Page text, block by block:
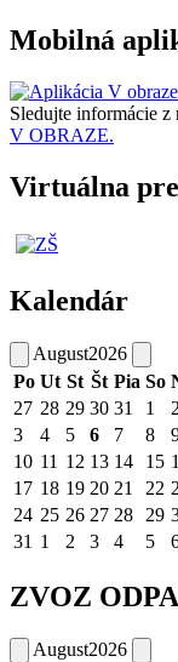
Mobilná
Sledujte informácie z
V OBRAZE.
Virtuálna
Kalendár
August2026
Po Ut St Št Pia So
27 28 29 30 31 1
2
3
4 5 6 7 8
10 11 12 13 14 15
17 18 19 20 21 22
24 25 26 27 28 29
31 1 2 3 4 5
ZVOZ
August2026